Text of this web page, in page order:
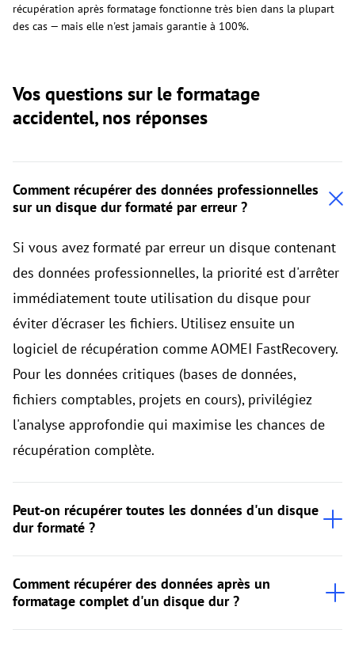
récupération après formatage fonctionne très bien dans la plupart
des cas — mais elle n'est jamais garantie à 100%.
Vos questions sur le formatage
accidentel, nos réponses
Comment récupérer des données professionnelles
sur un disque dur formaté par erreur ?
Si vous avez formaté par erreur un disque contenant
des données professionnelles, la priorité est d'arrêter
immédiatement toute utilisation du disque pour
éviter d'écraser les fichiers. Utilisez ensuite un
logiciel de récupération comme AOMEI FastRecovery.
Pour les données critiques (bases de données,
fichiers comptables, projets en cours), privilégiez
l'analyse approfondie qui maximise les chances de
récupération complète.
Peut-on récupérer toutes les données d'un disque
dur formaté ?
Comment récupérer des données après un
formatage complet d'un disque dur ?